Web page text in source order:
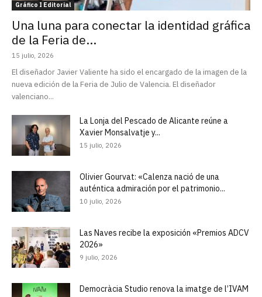
Gráfico I Editorial
Una luna para conectar la identidad gráfica
de la Feria de...
15 julio, 2026
El diseñador Javier Valiente ha sido el encargado de la imagen de la
nueva edición de la Feria de Julio de Valencia. El diseñador
valenciano...
La Lonja del Pescado de Alicante reúne a
Xavier Monsalvatje y...
15 julio, 2026
Olivier Gourvat: «Calenza nació de una
auténtica admiración por el patrimonio...
10 julio, 2026
Las Naves recibe la exposición «Premios ADCV
2026»
9 julio, 2026
Democràcia Studio renova la imatge de l’IVAM